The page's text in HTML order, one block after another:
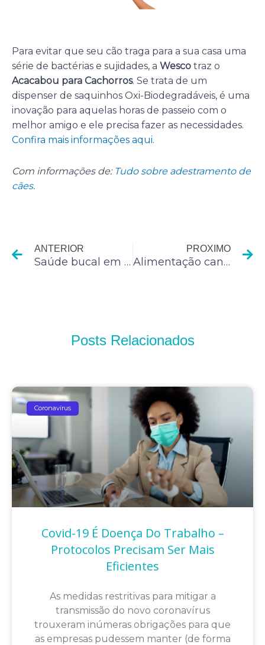
Para evitar que seu cão traga para a sua casa uma
série de bactérias e sujidades, a Wesco traz o
Acacabou para Cachorros. Se trata de um
dispenser de saquinhos Oxi-Biodegradáveis, é uma
inovação para aquelas horas de passeio com o
melhor amigo e ele precisa fazer as necessidades.
Confira mais informações aqui.
Com informações de: Tudo sobre adestramento de
cães.
ANTERIOR
Saúde bucal em dia é sinônimo de saúde mental conservada
PROXIMO
Alimentação canina: o que é e o que não é permitido
Posts Relacionados
Coronavírus
Covid-19 É Doença Do Trabalho –
Protocolos Precisam Ser Mais
Eficientes
As medidas restritivas para mitigar a
transmissão do novo coronavírus
trouxeram inúmeras obrigações para que
as empresas pudessem manter (de forma